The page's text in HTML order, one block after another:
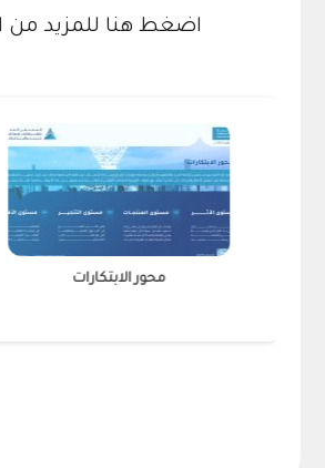
اضغط هنا للمزيد من
محور الابتكارات